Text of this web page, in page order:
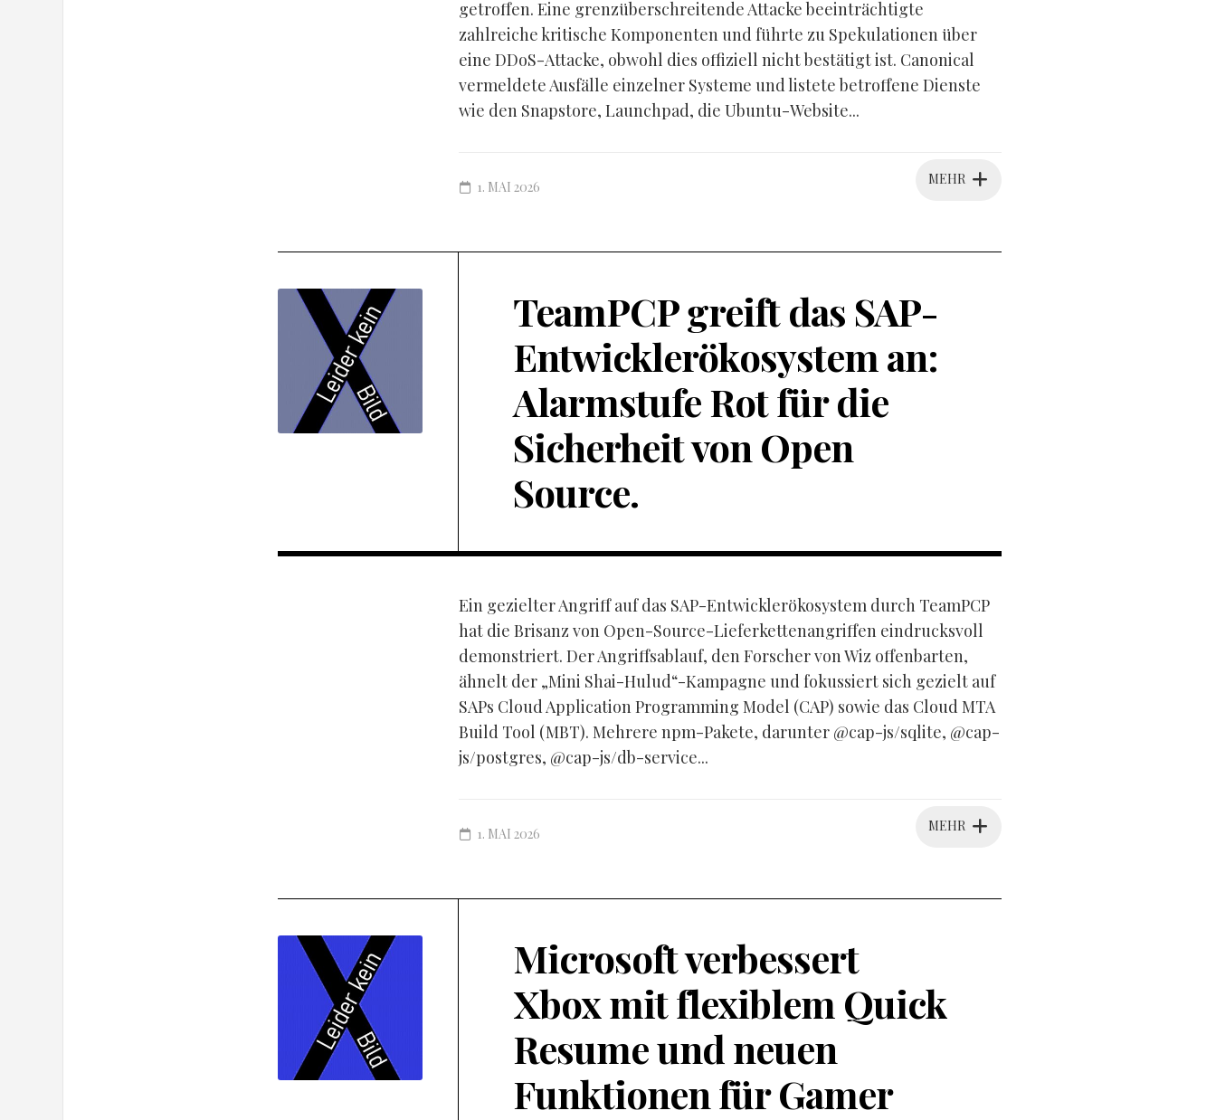
getroffen. Eine grenzüberschreitende Attacke beeinträchtigte
zahlreiche kritische Komponenten und führte zu Spekulationen über
eine DDoS-Attacke, obwohl dies offiziell nicht bestätigt ist. Canonical
vermeldete Ausfälle einzelner Systeme und listete betroffene Dienste
wie den Snapstore, Launchpad, die Ubuntu-Website...
MEHR
1. MAI 2026
TeamPCP greift das SAP-
Entwicklerökosystem an:
Alarmstufe Rot für die
Sicherheit von Open
Source.
Ein gezielter Angriff auf das SAP-Entwicklerökosystem durch TeamPCP
hat die Brisanz von Open-Source-Lieferkettenangriffen eindrucksvoll
demonstriert. Der Angriffsablauf, den Forscher von Wiz offenbarten,
ähnelt der „Mini Shai-Hulud“-Kampagne und fokussiert sich gezielt auf
SAPs Cloud Application Programming Model (CAP) sowie das Cloud MTA
Build Tool (MBT). Mehrere npm-Pakete, darunter @cap-js/sqlite, @cap-
js/postgres, @cap-js/db-service...
MEHR
1. MAI 2026
Microsoft verbessert
Xbox mit flexiblem Quick
Resume und neuen
Funktionen für Gamer